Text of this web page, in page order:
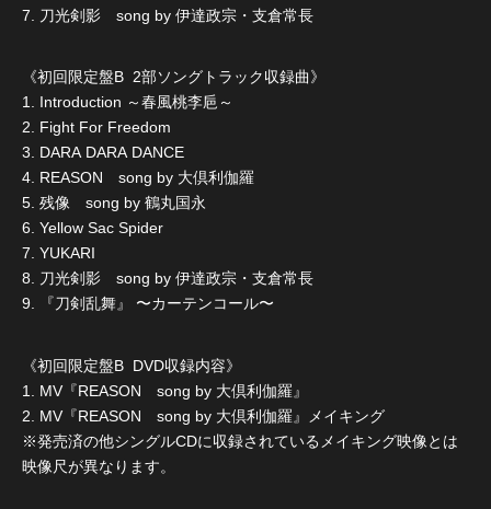
7. 刀光剣影 song by 伊達政宗・支倉常長
《初回限定盤B 2部ソングトラック収録曲》
1. Introduction ～春風桃李巵～
2. Fight For Freedom
3. DARA DARA DANCE
4. REASON song by 大倶利伽羅
5. 残像 song by 鶴丸国永
6. Yellow Sac Spider
7. YUKARI
8. 刀光剣影 song by 伊達政宗・支倉常長
9. 『刀剣乱舞』 〜カーテンコール〜
《初回限定盤B DVD収録内容》
1. MV『REASON song by 大倶利伽羅』
2. MV『REASON song by 大倶利伽羅』メイキング
※発売済の他シングルCDに収録されているメイキング映像とは
映像尺が異なります。